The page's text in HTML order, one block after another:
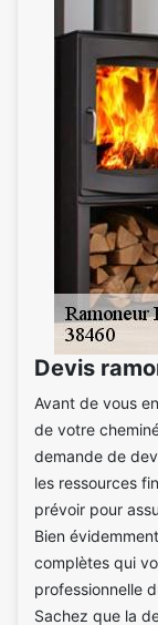
Devis
Avant de vous
de votre
demande de
les ressources
prévoir pour
Bien
complètes qui
professionnelle
Sachez que la